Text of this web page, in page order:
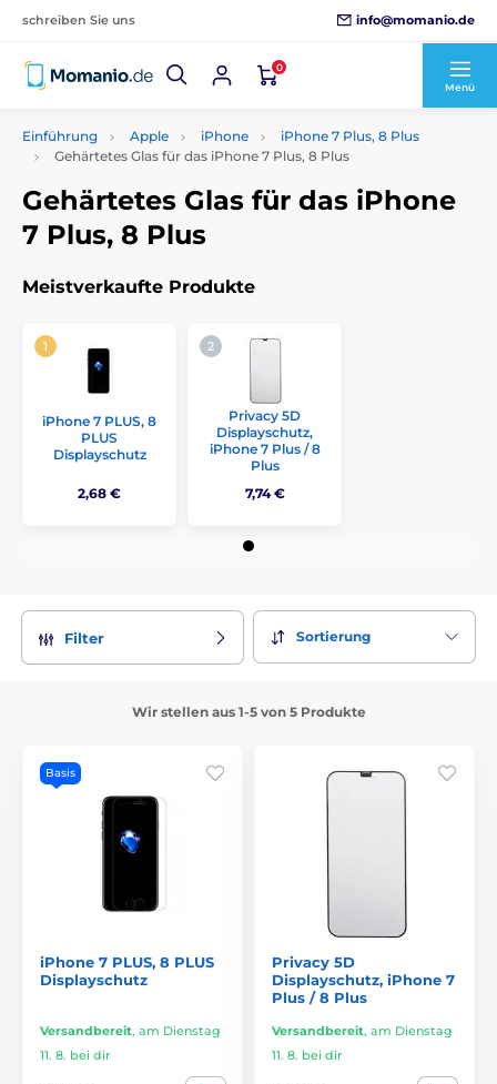
schreiben Sie uns info@momanio.de
0
Menü
Einführung Apple iPhone
iPhone 7 Plus, 8 Plus
Gehärtetes Glas für das iPhone 7 Plus, 8 Plus
Gehärtetes Glas für das iPhone
7 Plus, 8 Plus
Meistverkaufte Produkte
iPhone 7 PLUS, 8
PLUS
Displayschutz
2,68 €
Privacy 5D
Displayschutz,
iPhone 7 Plus / 8
Plus
7,74 €
Filter Sortierung
Wir stellen aus 1-5 von 5 Produkte
Basis
iPhone 7 PLUS, 8 PLUS
Displayschutz
Versandbereit, am Dienstag
11. 8. bei dir
Privacy 5D
Displayschutz, iPhone 7
Plus / 8 Plus
Versandbereit, am Dienstag
11. 8. bei dir